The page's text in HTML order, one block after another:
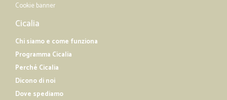
Cookie banner
Cicalia
Chi siamo e come funziona
Programma Cicalia
Perché Cicalia
Dicono di noi
Dove spediamo